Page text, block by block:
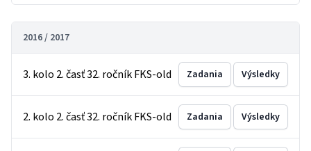
2016 / 2017
3. kolo 2. časť 32. ročník FKS-old Zadania Výsledky
2. kolo 2. časť 32. ročník FKS-old Zadania Výsledky